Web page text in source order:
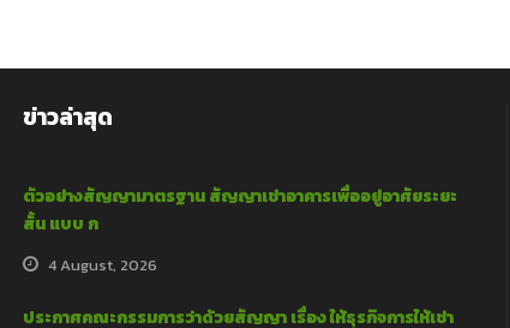
ข่าวล่าสุด
ตัวอย่างสัญญามาตรฐาน สัญญาเช่าอาคารเพื่ออยู่อาศัยระยะ
สั้น แบบ ก
4 August, 2026
ประกาศคณะกรรมการว่าด้วยสัญญา เรื่อง ให้ธุรกิจการให้เช่า